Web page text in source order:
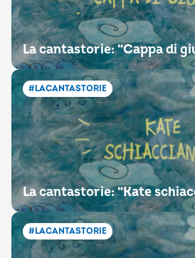
La cantastorie: “Cappa di
#LACANTASTORIE
La cantastorie: “Kate
#LACANTASTORIE